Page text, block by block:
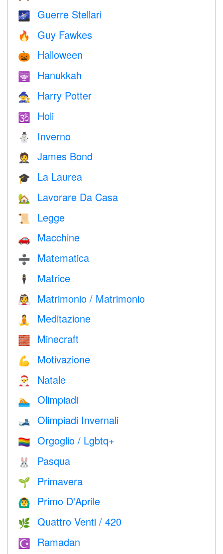
🌌 Guerre Stellari
🔥 Guy Fawkes
🎃 Halloween
🕎 Hanukkah
🧙 Harry Potter
🕉 Holi
⛄ Inverno
🤵 James Bond
🎓 La Laurea
🏡 Lavorare Da Casa
📜 Legge
🚗 Macchine
➗ Matematica
🕴️ Matrice
👰 Matrimonio / Matrimonio
🧘 Meditazione
🧱 Minecraft
💪 Motivazione
🎅 Natale
🏊 Olimpiadi
🎿 Olimpiadi Invernali
🏳️‍🌈 Orgoglio / Lgbtq+
🐰 Pasqua
🌱 Primavera
🙆‍♂️ Primo D'Aprile
🌿 Quattro Venti / 420
☪️ Ramadan